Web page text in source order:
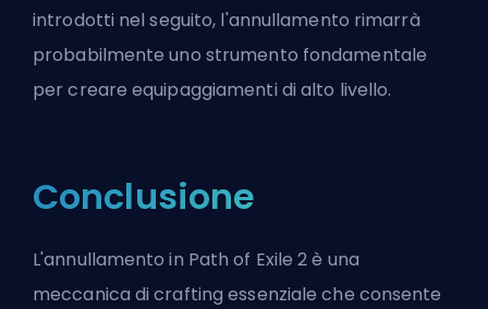
introdotti nel seguito, l'annullamento rimarrà
probabilmente uno strumento fondamentale
per creare equipaggiamenti di alto livello.
Conclusione
L'annullamento in Path of Exile 2 è una
meccanica di crafting essenziale che consente